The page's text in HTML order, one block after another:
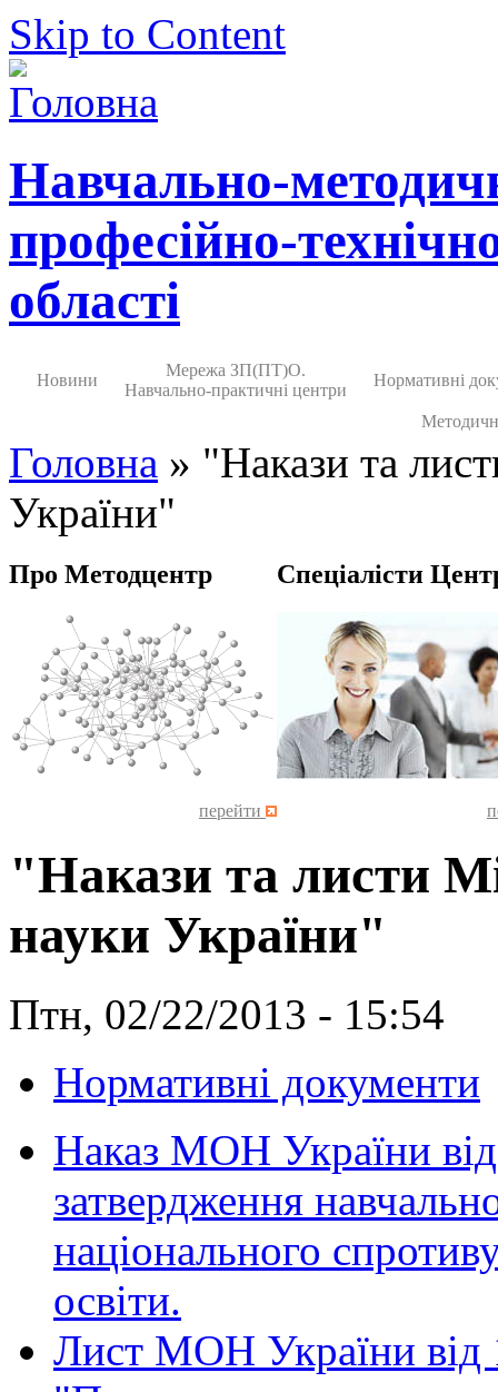
Skip to Content
Навчально-
професійно-
області
Новини
Мережа ЗП(ПТ)О.
Навчально-практичні центри
Нормативні
Головна » "Накази та
України"
Про Методцентр
перейти
Спеціалісти
"Накази та листи
науки України"
Птн, 02/22/2013 - 15:54
Нормативні документи
Наказ МОН України
затвердження
національного
освіти.
Лист МОН України